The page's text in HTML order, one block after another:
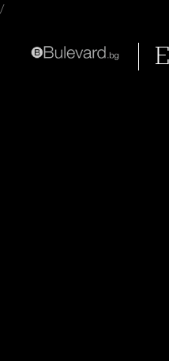
/